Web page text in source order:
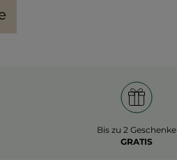
Bis zu 2 Geschenke
GRATIS